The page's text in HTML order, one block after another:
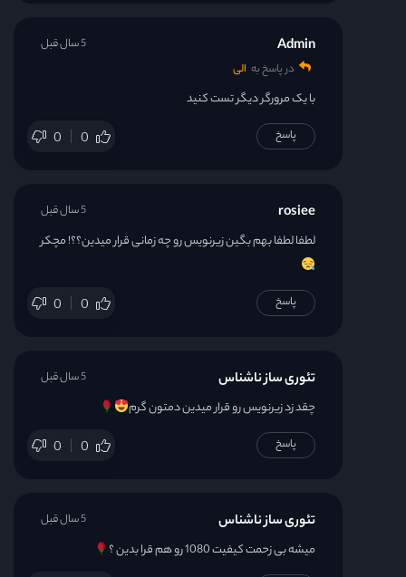
Admin
در پاسخ به الی
با یک مرورگر دیگر تست کنید
0 0
5 سال قبل
پاسخ
rosiee
لطفا لطفا بهم بگین زیرنویس رو چه زمانی قرار میدین؟؟! مچکر
0 0
5 سال قبل
پاسخ
تئوری ساز ناشناس
چقد زد زیرنویس رو قرار میدین دمتون گرم
0 0
5 سال قبل
پاسخ
تئوری ساز ناشناس
میشه بی زحمت کیفیت 1080 رو هم قرا بدین ؟
5 سال قبل